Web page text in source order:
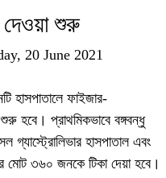
দেওয়া শুরু
20 June 2021
হাসপাতালে ফাইজার-
হবে। প্রাথমিকভাবে বঙ্গবন্ধু
গ্যাস্ট্রোলিভার হাসপাতাল এবং
মোট ৩৬০ জনকে টিকা দেয়া হবে।